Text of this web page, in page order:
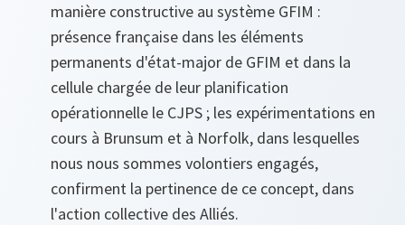
manière constructive au système GFIM :
présence française dans les éléments
permanents d'état-major de GFIM et dans la
cellule chargée de leur planification
opérationnelle le CJPS ; les expérimentations en
cours à Brunsum et à Norfolk, dans lesquelles
nous nous sommes volontiers engagés,
confirment la pertinence de ce concept, dans
l'action collective des Alliés.